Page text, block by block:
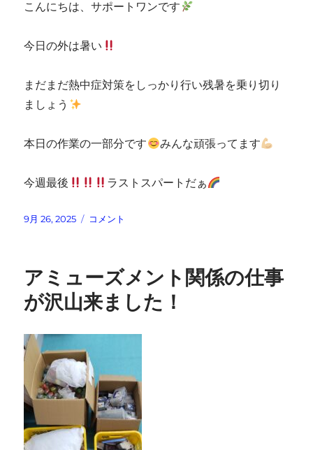
こんにちは、サポートワンです
今日の外は暑い
まだまだ熱中症対策をしっかり行い残暑を乗り切り
ましょう
本日の作業の一部分です みんな頑張ってます
今週最後 ラストスパートだぁ
投
9月 26, 2025
本
業
に
コメント
アミューズメント関係の仕事
が沢山来ました！